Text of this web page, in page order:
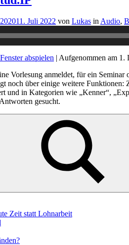
11. Juli 2022 von Lukas in Audio,
abspielen | Aufgenommen am 1.
Vorlesung anmeldet, für ein
noch über einige weitere
und in Kategorien wie „Kenner“,
gesucht.
Suchen
Zeit statt Lohnarbeit